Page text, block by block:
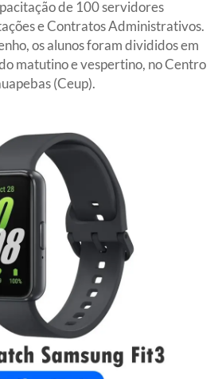
de 100 servidores
e Contratos Administrativos.
os alunos foram divididos em
matutino e vespertino, no Centro
(Ceup).